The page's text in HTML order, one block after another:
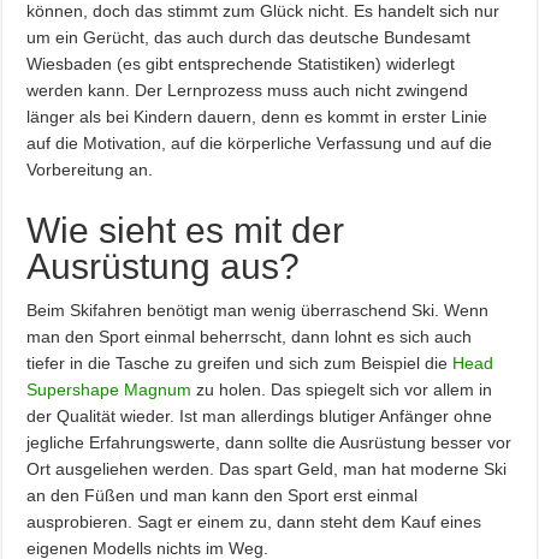
können, doch das stimmt zum Glück nicht. Es handelt sich nur
um ein Gerücht, das auch durch das deutsche Bundesamt
Wiesbaden (es gibt entsprechende Statistiken) widerlegt
werden kann. Der Lernprozess muss auch nicht zwingend
länger als bei Kindern dauern, denn es kommt in erster Linie
auf die Motivation, auf die körperliche Verfassung und auf die
Vorbereitung an.
Wie sieht es mit der
Ausrüstung aus?
Beim Skifahren benötigt man wenig überraschend Ski. Wenn
man den Sport einmal beherrscht, dann lohnt es sich auch
tiefer in die Tasche zu greifen und sich zum Beispiel die Head
Supershape Magnum zu holen. Das spiegelt sich vor allem in
der Qualität wieder. Ist man allerdings blutiger Anfänger ohne
jegliche Erfahrungswerte, dann sollte die Ausrüstung besser vor
Ort ausgeliehen werden. Das spart Geld, man hat moderne Ski
an den Füßen und man kann den Sport erst einmal
ausprobieren. Sagt er einem zu, dann steht dem Kauf eines
eigenen Modells nichts im Weg.